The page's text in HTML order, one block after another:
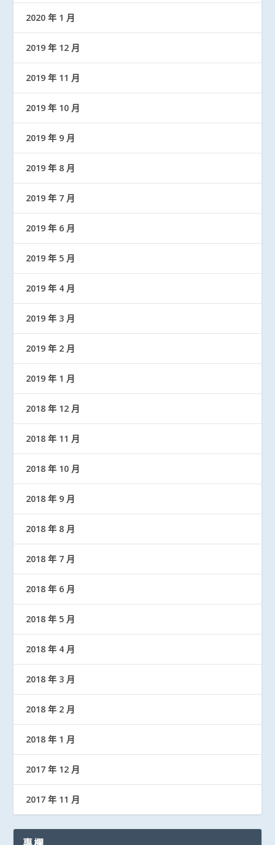
2020 年 1 月
2019 年 12 月
2019 年 11 月
2019 年 10 月
2019 年 9 月
2019 年 8 月
2019 年 7 月
2019 年 6 月
2019 年 5 月
2019 年 4 月
2019 年 3 月
2019 年 2 月
2019 年 1 月
2018 年 12 月
2018 年 11 月
2018 年 10 月
2018 年 9 月
2018 年 8 月
2018 年 7 月
2018 年 6 月
2018 年 5 月
2018 年 4 月
2018 年 3 月
2018 年 2 月
2018 年 1 月
2017 年 12 月
2017 年 11 月